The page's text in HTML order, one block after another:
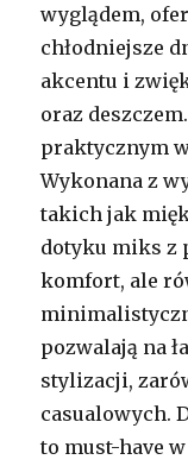
wyglądem,
chłodniejsze
akcentu i
oraz
praktycznym
Wykonana z
takich jak
dotyku miks z
komfort, ale
pozwalają na
stylizacji,
casualowych.
to must-have